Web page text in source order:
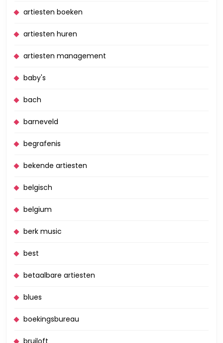
artiesten boeken
artiesten huren
artiesten management
baby's
bach
barneveld
begrafenis
bekende artiesten
belgisch
belgium
berk music
best
betaalbare artiesten
blues
boekingsbureau
bruiloft